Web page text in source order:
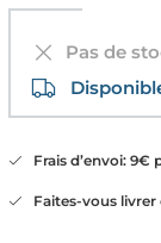
Pas de
Frais d’envoi: 9€
Faites-vous